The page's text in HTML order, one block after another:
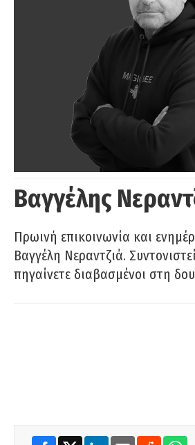
Βαγγέλης
Πρωινή επικοινωνία και
Βαγγέλη Νεραντζιά.
πηγαίνετε διαβασμένοι στη